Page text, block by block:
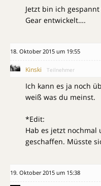
Jetzt bin ich
Gear entwickelt….
18. Oktober 2015 um 19:55
Kinski Teilnehmer
Ich kann es ja noch
weiß was du meinst.
*Edit:
Hab es jetzt nochmal
geschaffen. Müsste
19. Oktober 2015 um 15:38